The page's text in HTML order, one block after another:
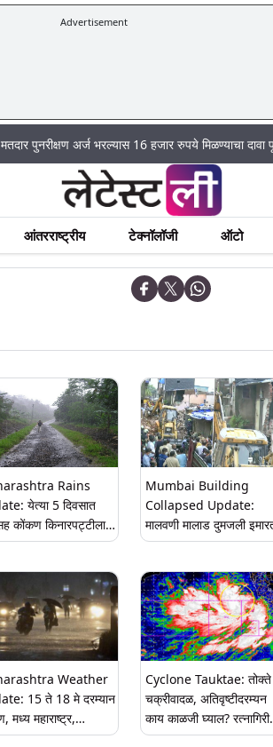
Advertisement
अर्ज भरल्यास 16 हजार रुपये मिळण्याचा दावा पूर्णपणे खोटा
आंतरराष्ट्रीय टेक्नॉलॉजी ऑटो
Rains
येत्या 5 दिवसात
कोंकण किनारपट्टीला
पावसाचा इशारा
Mumbai Building
Collapsed Update:
मालवणी मालाड दुमजली
कोसळल्याच्या दुर्घटनेतील
Weather
15 ते 18 मे दरम्यान
मध्य महाराष्ट्र,
विदर्भात जोरदार
Cyclone Tauktae: तोक्ते
चक्रीवादळ, अतिवृष्टीदरम्यन
काय काळजी घ्याल? रत्नागिरी
जिल्हाधिकाऱ्यांनी समुद्र